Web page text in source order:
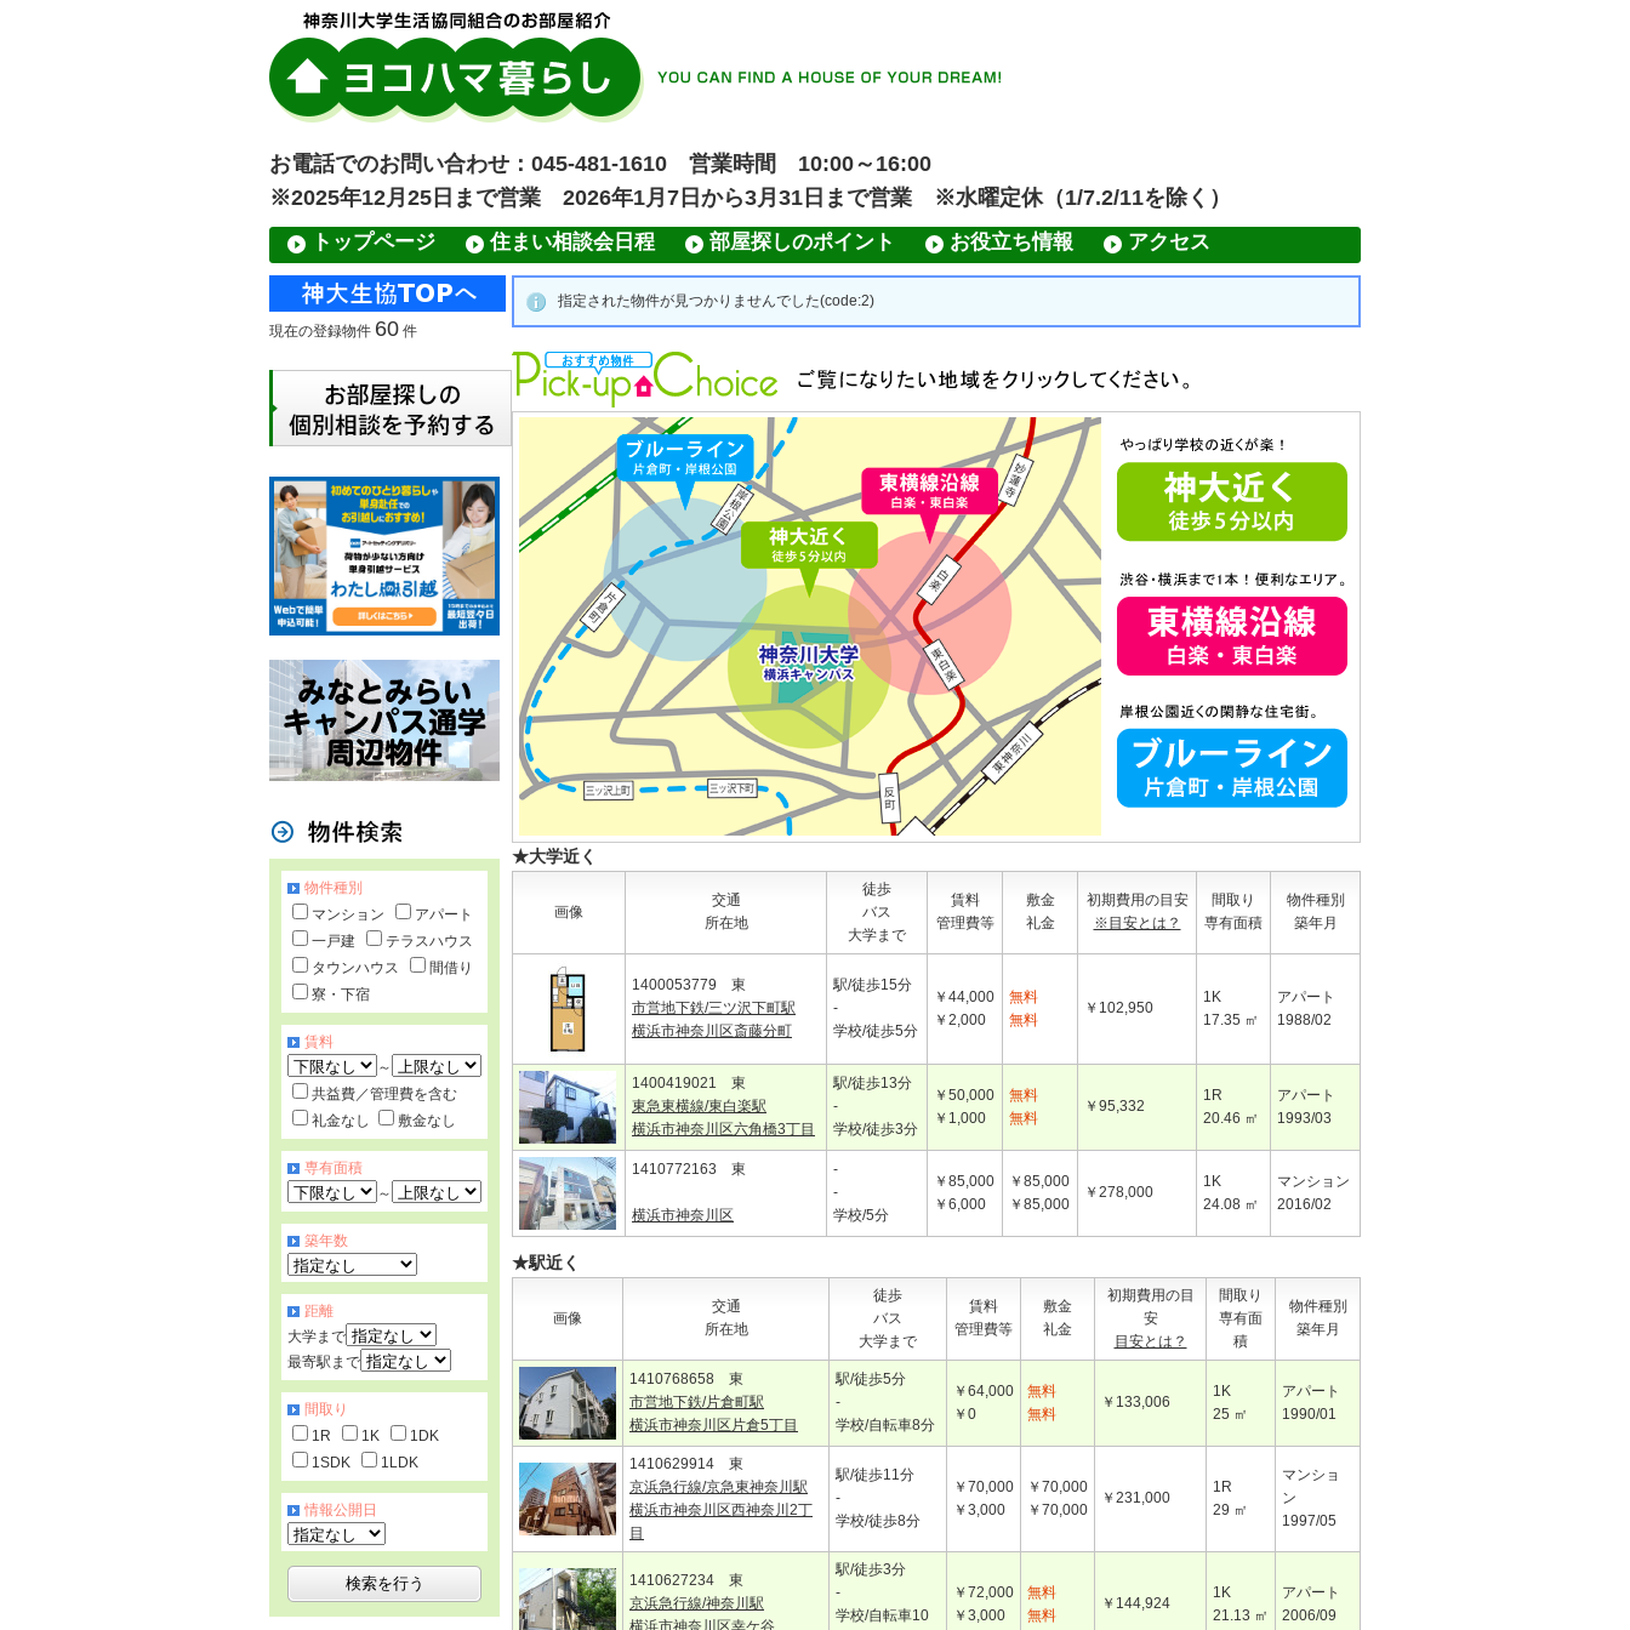
お電話でのお問い合わせ：045-481-1610 営業時間 10:00～16:00
※2025年12月25日まで営業 2026年1月7日から3月31日まで営業 ※水曜定休（1/7.2/11を除く）
トップページ 住まい相談会日程 部屋探しのポイント お役立ち情報 アクセス
指定された物件が見つかりませんでした(code:2)
★大学近く
画像
交通
所在地
徒歩
バス
大学まで
賃料
管理費等
敷金
礼金
初期費用の目安
※目安とは？
間取り
専有面積
物件種別
築年月
1400053779 東
市営地下鉄/三ツ沢下町駅
横浜市神奈川区斎藤分町
駅/徒歩15分
-
学校/徒歩5分
￥44,000
￥2,000
無料
無料
￥102,950
1K
17.35 ㎡
アパート
1988/02
1400419021 東
東急東横線/東白楽駅
横浜市神奈川区六角橋3丁目
駅/徒歩13分
-
学校/徒歩3分
￥50,000
￥1,000
無料
無料
￥95,332
1R
20.46 ㎡
アパート
1993/03
1410772163 東
横浜市神奈川区
-
-
学校/5分
￥85,000
￥6,000
￥85,000
￥85,000
￥278,000
1K
24.08 ㎡
マンション
2016/02
★駅近く
画像
交通
所在地
徒歩
バス
大学まで
賃料
管理費等
敷金
礼金
初期費用の目
安
目安とは？
間取り
専有面
積
物件種別
築年月
1410768658 東
市営地下鉄/片倉町駅
横浜市神奈川区片倉5丁目
駅/徒歩5分
-
学校/自転車8分
￥64,000
￥0
無料
無料
￥133,006
1K
25 ㎡
アパート
1990/01
1410629914 東
京浜急行線/京急東神奈川駅
横浜市神奈川区西神奈川2丁
目
駅/徒歩11分
-
学校/徒歩8分
￥70,000
￥3,000
￥70,000
￥70,000
￥231,000
1R
29 ㎡
マンショ
ン
1997/05
1410627234 東
京浜急行線/神奈川駅
横浜市神奈川区幸ケ谷
駅/徒歩3分
-
学校/自転車10
￥72,000
￥3,000
無料
無料
￥144,924
1K
21.13 ㎡
アパート
2006/09
現在の登録物件 60 件
物件種別
マンション
アパート
一戸建
テラスハウス
タウンハウス
間借り
寮・下宿
賃料
～
共益費／管理費を含む
礼金なし
敷金なし
専有面積
～
築年数
距離
大学まで
最寄駅まで
間取り
1R
1K
1DK
1SDK
1LDK
情報公開日